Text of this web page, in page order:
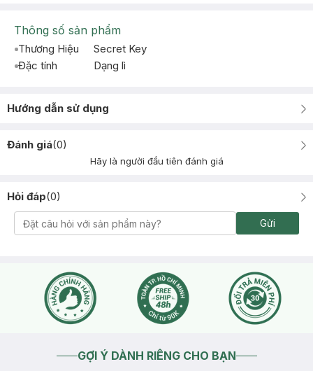
Thông số sản phẩm
Thương Hiệu
Secret Key
Đặc tính
Dạng lì
Hướng dẫn sử dụng
Đánh giá(0)
Hãy là người đầu tiên đánh giá
Hỏi đáp(0)
Gửi
GỢI Ý DÀNH RIÊNG CHO BẠN